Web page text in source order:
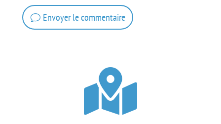
Envoyer le commentaire
